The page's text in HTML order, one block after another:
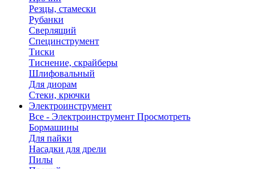
Резцы, стамески
Рубанки
Сверлящий
Специнструмент
Тиски
Тиснение, скрайберы
Шлифовальный
Для диорам
Стеки, крючки
Электроинструмент
Все - Электроинструмент Просмотреть
Бормашины
Для пайки
Насадки для дрели
Пилы